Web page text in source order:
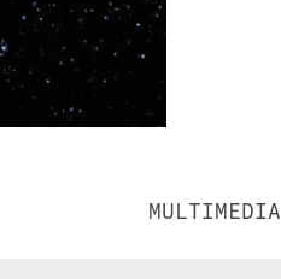
MULTIMEDIA